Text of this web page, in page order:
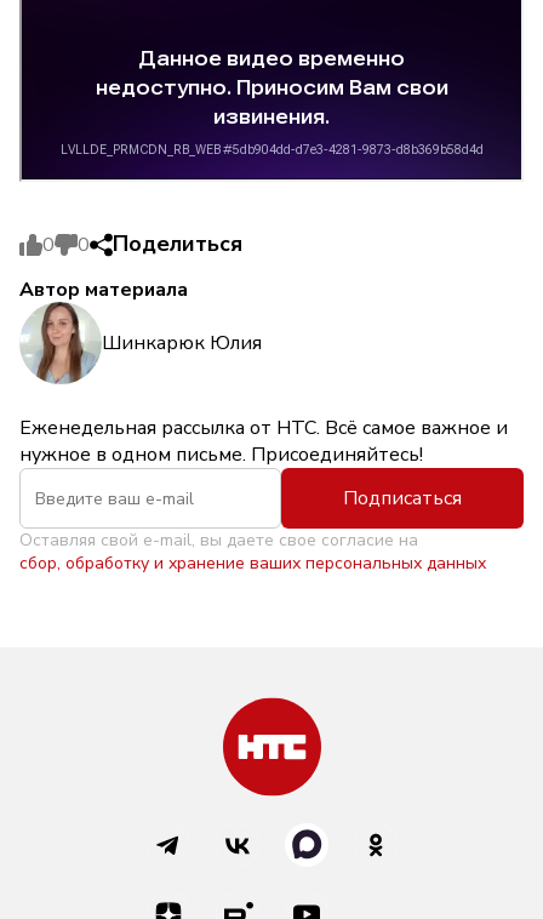
0 0 Поделиться
Автор материала
Шинкарюк Юлия
Еженедельная рассылка от НТС. Всё самое важное и
нужное в одном письме. Присоединяйтесь!
Подписаться
Оставляя свой e-mail, вы даете свое согласие на
сбор, обработку и хранение ваших персональных данных